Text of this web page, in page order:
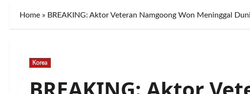
Home » BREAKING: Aktor Veteran Namgoong Won Meninggal
Korea